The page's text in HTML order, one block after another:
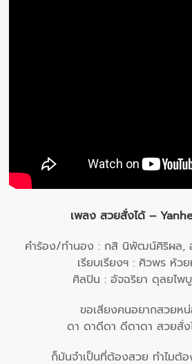
เพลง สวยสั่งได้ –
คำร้อง/ทำนอง : กสิ นิพัฒน์ศิริผล,
เรียบเรียงฯ : ศิวพร ห้ว
ศิลปิน : อัจฉริยา ดุลยไพ
ขอเสียงคนอยากสวยห
ดา ดาดีดา ดีดาดา สวยสั่
ก็มันจำเป็นที่ต้องสวย ทำไมต้